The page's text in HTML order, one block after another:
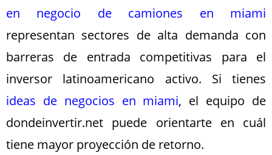
en negocio de camiones en miami
representan sectores de alta demanda con
barreras de entrada competitivas para el
inversor latinoamericano activo. Si tienes
ideas de negocios en miami, el equipo de
dondeinvertir.net puede orientarte en cuál
tiene mayor proyección de retorno.